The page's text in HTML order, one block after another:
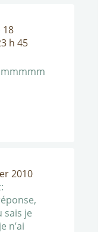
18
h 45
2010
sais je
n’ai